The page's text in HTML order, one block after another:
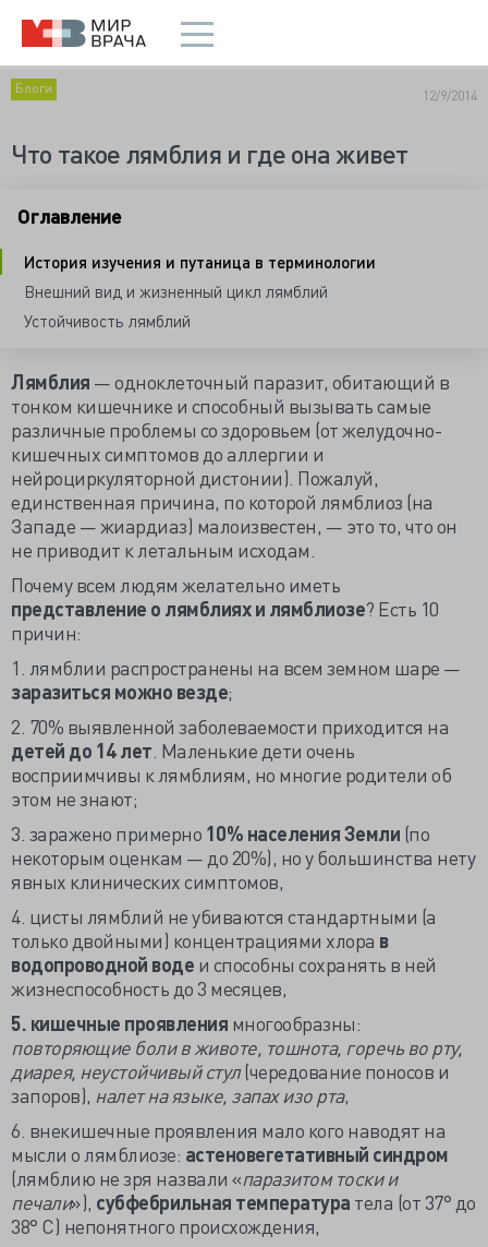
Блоги 12/9/2014
Что такое лямблия и где она живет
Оглавление
История изучения и путаница в терминологии
Внешний вид и жизненный цикл лямблий
Устойчивость лямблий
Лямблия — одноклеточный паразит, обитающий в
тонком кишечнике и способный вызывать самые
различные проблемы со здоровьем (от желудочно-
кишечных симптомов до аллергии и
нейроциркуляторной дистонии). Пожалуй,
единственная причина, по которой лямблиоз (на
Западе — жиардиаз) малоизвестен, — это то, что он
не приводит к летальным исходам.
Почему всем людям желательно иметь
представление о лямблиях и лямблиозе? Есть 10
причин:
1. лямблии распространены на всем земном шаре —
заразиться можно везде;
2. 70% выявленной заболеваемости приходится на
детей до 14 лет . Маленькие дети очень
восприимчивы к лямблиям, но многие родители об
этом не знают;
3. заражено примерно 10% населения Земли (по
некоторым оценкам — до 20%), но у большинства нету
явных клинических симптомов,
4. цисты лямблий не убиваются стандартными (а
только двойными) концентрациями хлора в
водопроводной воде и способны сохранять в ней
жизнеспособность до 3 месяцев,
5. кишечные проявления многообразны:
повторяющие боли в животе, тошнота, горечь во рту,
диарея, неустойчивый стул(чередование поносов и
запоров), налет на языке, запах изо рта,
6. внекишечные проявления мало кого наводят на
мысли о лямблиозе: астеновегетативный синдром
(лямблию не зря назвали «паразитом тоски и
печали»), субфебрильная температура тела (от 37° до
38° С) непонятного происхождения,